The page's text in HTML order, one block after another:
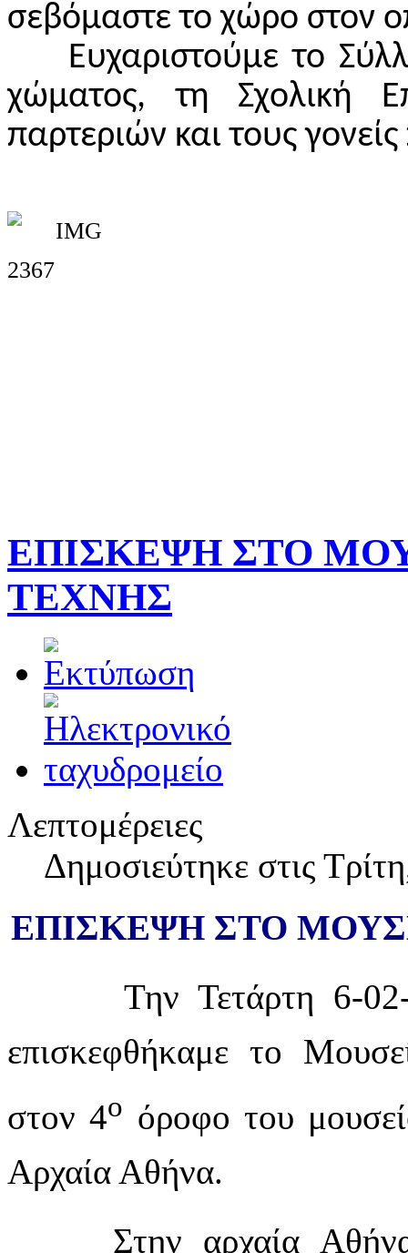
σεβόμαστε το χώρο στον
Ευχαριστούμε το
χώματος, τη Σχολική
παρτεριών και τους
ΕΠΙΣΚΕΨΗ ΣΤΟ
ΤΕΧΝΗΣ
Λεπτομέρειες
Δημοσιεύτηκε στις
ΕΠΙΣΚΕΨΗ ΣΤΟ
Την Τετάρτη 6-
επισκεφθήκαμε το
στον 4ο όροφο του
Αρχαία Αθήνα.
Στην αρχαία Αθήνα